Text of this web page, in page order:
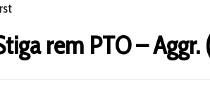
rem PTO –